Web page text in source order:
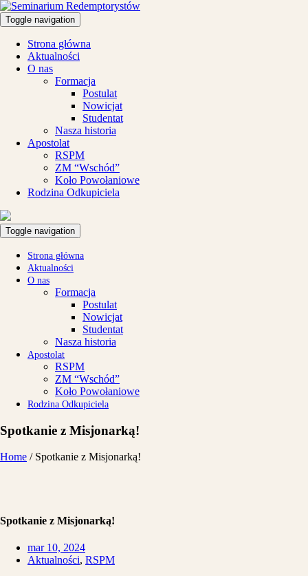
Toggle navigation
Strona główna
Aktualności
O nas
Formacja
Postulat
Nowicjat
Studentat
Nasza historia
Apostolat
RSPM
ZM “Wschód”
Koło Powołaniowe
Rodzina Odkupiciela
Toggle navigation
Strona główna
Aktualności
O nas
Formacja
Postulat
Nowicjat
Studentat
Nasza historia
Apostolat
RSPM
ZM “Wschód”
Koło Powołaniowe
Rodzina Odkupiciela
Spotkanie z Misjonarką!
Home / Spotkanie z Misjonarką!
Spotkanie z Misjonarką!
mar 10, 2024
Aktualności, RSPM